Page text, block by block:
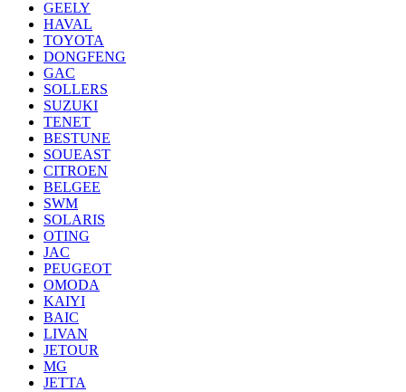
GEELY
HAVAL
TOYOTA
DONGFENG
GAC
SOLLERS
SUZUKI
TENET
BESTUNE
SOUEAST
CITROEN
BELGEE
SWM
SOLARIS
OTING
JAC
PEUGEOT
OMODA
KAIYI
BAIC
LIVAN
JETOUR
MG
JETTA